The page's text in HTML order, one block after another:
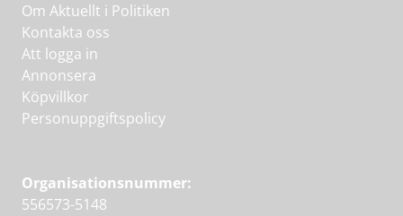
Om Aktuellt i Politiken
Kontakta oss
Att logga in
Annonsera
Köpvillkor
Personuppgiftspolicy
Organisationsnummer:
556573-5148